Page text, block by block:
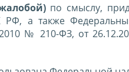
по смыслу,
РФ, а также
№ 210-ФЗ, от